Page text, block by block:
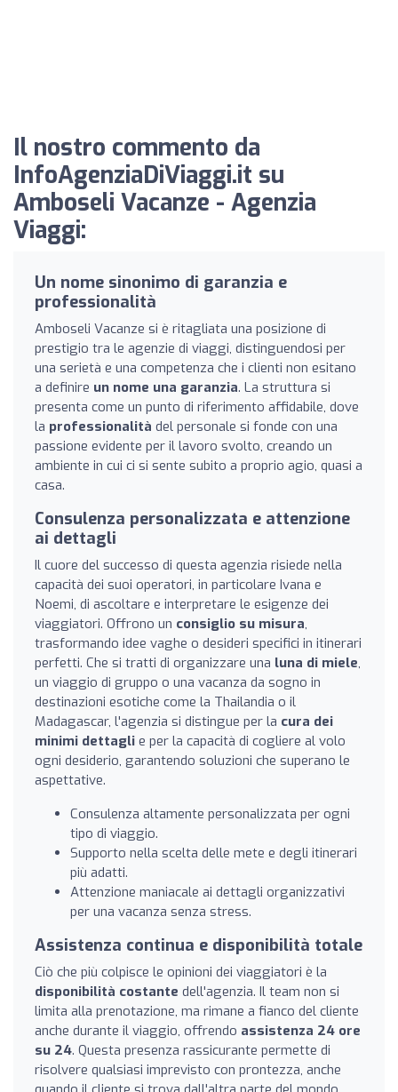
Il nostro commento da
InfoAgenziaDiViaggi.it su
Amboseli Vacanze - Agenzia
Viaggi:
Un nome sinonimo di garanzia e
professionalità
Amboseli Vacanze si è ritagliata una posizione di
prestigio tra le agenzie di viaggi, distinguendosi per
una serietà e una competenza che i clienti non esitano
a definire un nome una garanzia. La struttura si
presenta come un punto di riferimento affidabile, dove
la professionalità del personale si fonde con una
passione evidente per il lavoro svolto, creando un
ambiente in cui ci si sente subito a proprio agio, quasi a
casa.
Consulenza personalizzata e attenzione
ai dettagli
Il cuore del successo di questa agenzia risiede nella
capacità dei suoi operatori, in particolare Ivana e
Noemi, di ascoltare e interpretare le esigenze dei
viaggiatori. Offrono un consiglio su misura,
trasformando idee vaghe o desideri specifici in itinerari
perfetti. Che si tratti di organizzare una luna di miele,
un viaggio di gruppo o una vacanza da sogno in
destinazioni esotiche come la Thailandia o il
Madagascar, l'agenzia si distingue per la cura dei
minimi dettagli e per la capacità di cogliere al volo
ogni desiderio, garantendo soluzioni che superano le
aspettative.
Consulenza altamente personalizzata per ogni
tipo di viaggio.
Supporto nella scelta delle mete e degli itinerari
più adatti.
Attenzione maniacale ai dettagli organizzativi
per una vacanza senza stress.
Assistenza continua e disponibilità totale
Ciò che più colpisce le opinioni dei viaggiatori è la
disponibilità costante dell'agenzia. Il team non si
limita alla prenotazione, ma rimane a fianco del cliente
anche durante il viaggio, offrendo assistenza 24 ore
su 24. Questa presenza rassicurante permette di
risolvere qualsiasi imprevisto con prontezza, anche